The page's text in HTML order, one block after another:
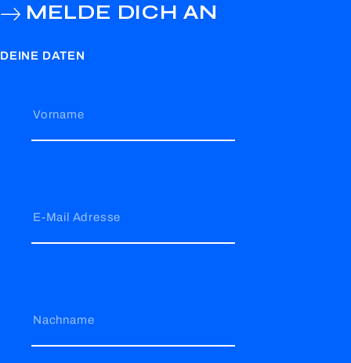
MELDE DICH AN
DEINE DATEN
Vorname
E-Mail Adresse
Nachname